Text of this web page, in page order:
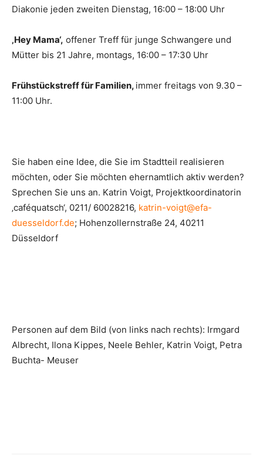
Diakonie jeden zweiten Dienstag, 16:00 – 18:00 Uhr
‚Hey Mama‘, offener Treff für junge Schwangere und
Mütter bis 21 Jahre, montags, 16:00 – 17:30 Uhr
Frühstückstreff für Familien, immer freitags von 9.30 –
11:00 Uhr.
Sie haben eine Idee, die Sie im Stadtteil realisieren
möchten, oder Sie möchten ehernamtlich aktiv werden?
Sprechen Sie uns an. Katrin Voigt, Projektkoordinatorin
‚caféquatsch‘, 0211/ 60028216, katrin-voigt@efa-
duesseldorf.de; Hohenzollernstraße 24, 40211
Düsseldorf
Personen auf dem Bild (von links nach rechts): Irmgard
Albrecht, Ilona Kippes, Neele Behler, Katrin Voigt, Petra
Buchta- Meuser